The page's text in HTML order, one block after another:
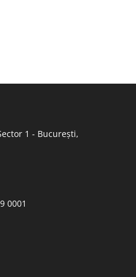
1 - București,
0001